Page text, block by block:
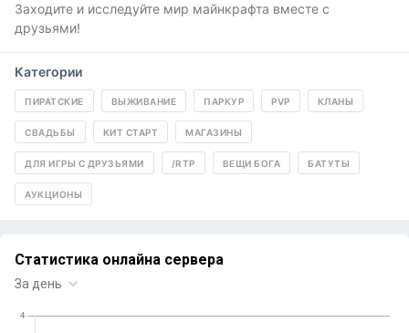
Заходите и исследуйте мир майнкрафта вместе с
друзьями!
Категории
ПИРАТСКИЕ ВЫЖИВАНИЕ ПАРКУР PVP КЛАНЫ
СВАДЬБЫ КИТ СТАРТ МАГАЗИНЫ
ДЛЯ ИГРЫ С ДРУЗЬЯМИ /RTP ВЕЩИ БОГА БАТУТЫ
АУКЦИОНЫ